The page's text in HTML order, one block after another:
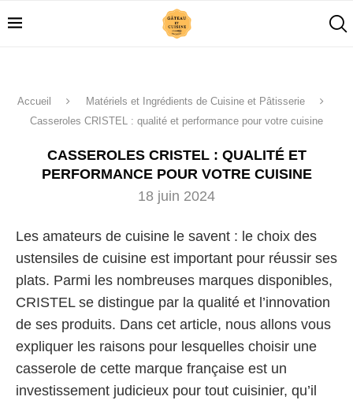
Accueil
Matériels et Ingrédients de Cuisine et Pâtisserie
Casseroles CRISTEL : qualité et performance pour votre cuisine
CASSEROLES CRISTEL : QUALITÉ ET
PERFORMANCE POUR VOTRE CUISINE
18 juin 2024
Les amateurs de cuisine le savent : le choix des
ustensiles de cuisine est important pour réussir ses
plats. Parmi les nombreuses marques disponibles,
CRISTEL se distingue par la qualité et l’innovation
de ses produits. Dans cet article, nous allons vous
expliquer les raisons pour lesquelles choisir une
casserole de cette marque française est un
investissement judicieux pour tout cuisinier, qu’il